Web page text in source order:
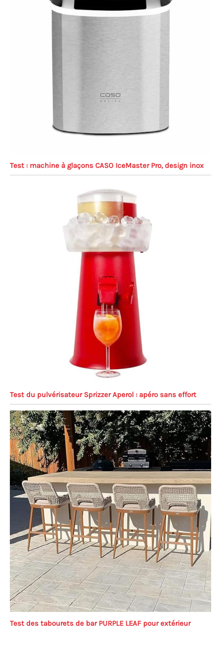
Test : machine à glaçons CASO IceMaster Pro, design inox
Test du pulvérisateur Sprizzer Aperol : apéro sans effort
Test des tabourets de bar PURPLE LEAF pour extérieur